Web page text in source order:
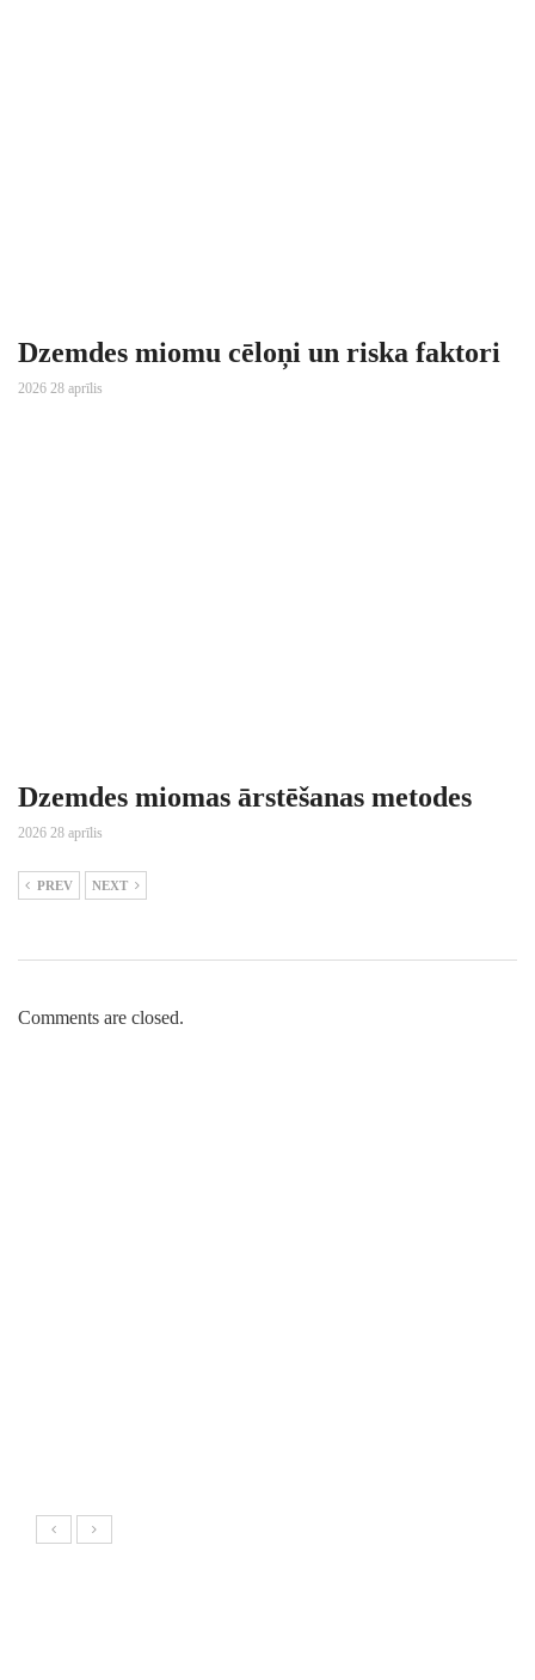
Dzemdes miomu cēloņi un riska faktori
2026 28 aprīlis
Dzemdes miomas ārstēšanas metodes
2026 28 aprīlis
PREV NEXT
Comments are closed.